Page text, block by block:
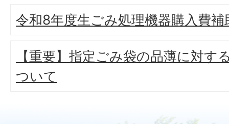
令和8年度生ごみ処理機器購入費補
【重要】指定ごみ袋の品薄に対す
ついて